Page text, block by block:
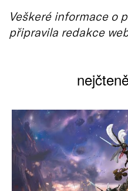
Veškeré informace o
připravila redakce